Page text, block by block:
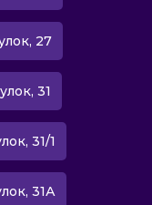
27
31
31/1
31А